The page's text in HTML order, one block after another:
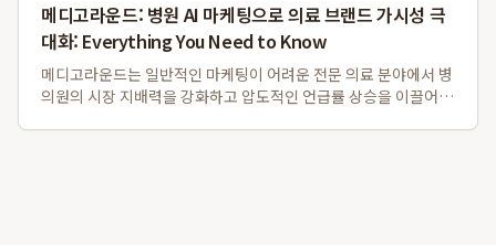
메디고라운드: 병원 AI 마케팅으로 의료 브랜드 가시성 극
대화: Everything You Need to Know
메디고라운드는 일반적인 마케팅이 어려운 전문 의료 분야에서 병
의원의 시장 지배력을 강화하고 압도적인 언급률 상승을 이끌어내